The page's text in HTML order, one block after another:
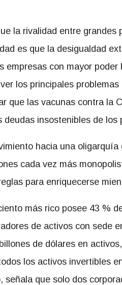
la rivalidad entre grandes
es que la desigualdad
empresas con mayor
los principales
que las vacunas contra la
deudas insostenibles de
hacia una
cada vez más
para enriquecerse
más rico posee 43 %
de activos con
de dólares en
los activos invertibles
señala que solo dos